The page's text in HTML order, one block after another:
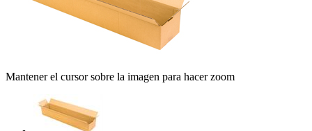
Mantener el cursor sobre la imagen para hacer zoom